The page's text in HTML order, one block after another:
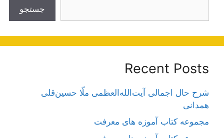
جستجو
Recent Posts
شرح حال اجمالی آیت‌الله‌العظمی ملّا حسین‌قلی
همدانی
مجموعه کتاب آموزه های معرفت